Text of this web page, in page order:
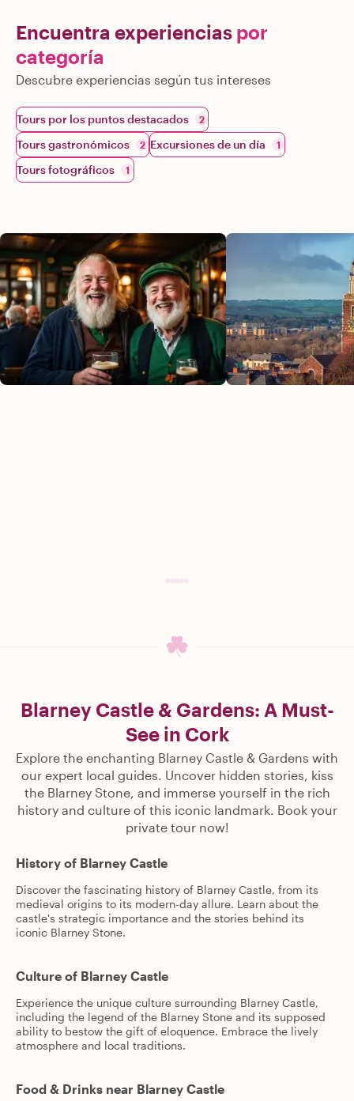
Encuentra experiencias por
categoría
Descubre experiencias según tus intereses
Tours por los puntos destacados 2
Tours gastronómicos 2 Excursiones de un día 1
Tours fotográficos 1
Blarney Castle & Gardens: A Must-
See in Cork
Explore the enchanting Blarney Castle & Gardens with
our expert local guides. Uncover hidden stories, kiss
the Blarney Stone, and immerse yourself in the rich
history and culture of this iconic landmark. Book your
private tour now!
History of Blarney Castle
Discover the fascinating history of Blarney Castle, from its
medieval origins to its modern-day allure. Learn about the
castle's strategic importance and the stories behind its
iconic Blarney Stone.
Culture of Blarney Castle
Experience the unique culture surrounding Blarney Castle,
including the legend of the Blarney Stone and its supposed
ability to bestow the gift of eloquence. Embrace the lively
atmosphere and local traditions.
Food & Drinks near Blarney Castle